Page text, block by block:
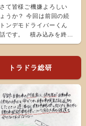
て皆様ご機嫌よろしい
うか？ 今回は前回の続
ンデモドライバーくん
です。 積み込みを終
ッと...
トラドラ総研